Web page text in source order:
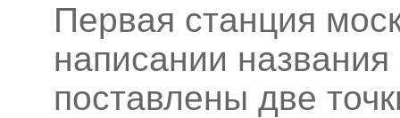
Первая станция
написании
поставлены две